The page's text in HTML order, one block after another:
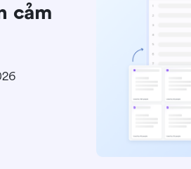
cảm